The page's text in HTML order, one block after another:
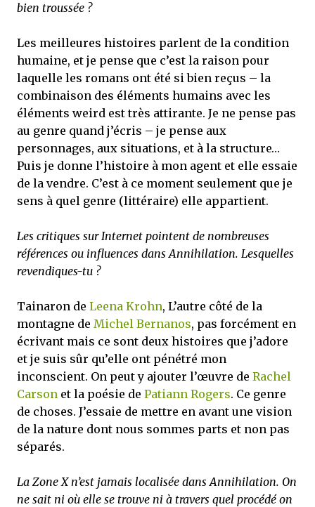
bien troussée ?
Les meilleures histoires parlent de la condition
humaine, et je pense que c’est la raison pour
laquelle les romans ont été si bien reçus – la
combinaison des éléments humains avec les
éléments weird est très attirante. Je ne pense pas
au genre quand j’écris – je pense aux
personnages, aux situations, et à la structure…
Puis je donne l’histoire à mon agent et elle essaie
de la vendre. C’est à ce moment seulement que je
sens à quel genre (littéraire) elle appartient.
Les critiques sur Internet pointent de nombreuses
références ou influences dans Annihilation. Lesquelles
revendiques-tu ?
Tainaron de Leena Krohn, L’autre côté de la
montagne de Michel Bernanos, pas forcément en
écrivant mais ce sont deux histoires que j’adore
et je suis sûr qu’elle ont pénétré mon
inconscient. On peut y ajouter l’œuvre de Rachel
Carson et la poésie de Patiann Rogers. Ce genre
de choses. J’essaie de mettre en avant une vision
de la nature dont nous sommes parts et non pas
séparés.
La Zone X n’est jamais localisée dans Annihilation. On
ne sait ni où elle se trouve ni à travers quel procédé on